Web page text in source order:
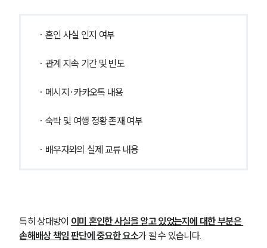
· 혼인 사실 인지 여부
· 관계 지속 기간 및 빈도
· 메시지·카카오톡 내용
· 숙박 및 여행 정황 존재 여부
· 배우자와의 실제 교류 내용
특히 상대방이 이미 혼인한 사실을 알고 있었는지에 대한 부분은
손해배상 책임 판단에 중요한 요소가 될 수 있습니다.